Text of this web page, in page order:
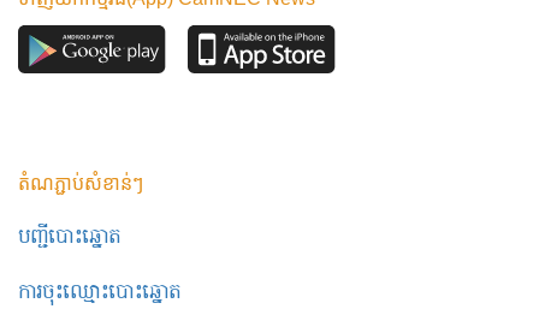
តំណភ្ជាប់សំខាន់ៗ
បញ្ជីបោះឆ្នោត
ការចុះឈ្មោះបោះឆ្នោត